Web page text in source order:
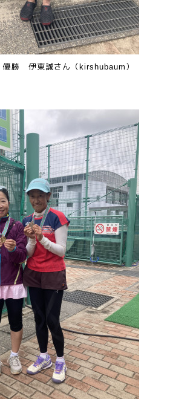
勝 伊東誠さん（ kirshubaum ）